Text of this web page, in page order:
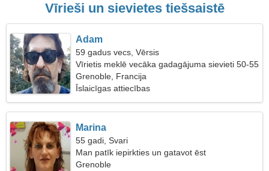
Vīrieši un sievietes tiešsaistē
Adam
59 gadus vecs, Vērsis
Vīrietis meklē vecāka gadagājuma sievieti 50-55
Grenoble, Francija
Īslaicīgas attiecības
Marina
55 gadi, Svari
Man patīk iepirkties un gatavot ēst
Grenoble